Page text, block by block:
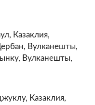
Казаклия,
Вулканешты,
Вулканешты,
Казаклия,